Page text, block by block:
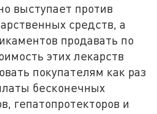
выступает против
средств, а
продавать по
этих лекарств
покупателям как раз
бесконечных
гепатопротекторов и